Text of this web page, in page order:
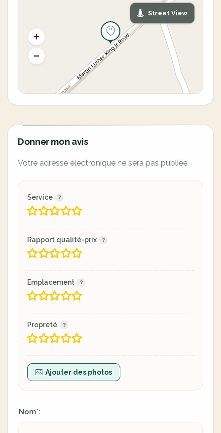
Street View
Donner mon avis
Votre adresse électronique ne sera pas publiée.
Service
Rapport qualité-prix
Emplacement
Propreté
Ajouter des photos
Nom*: